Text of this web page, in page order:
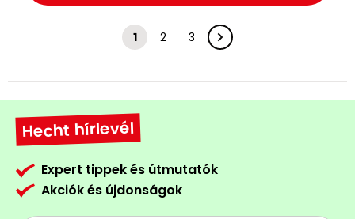
1 2 3
Hecht hírlevél
Expert tippek és útmutatók
Akciók és újdonságok